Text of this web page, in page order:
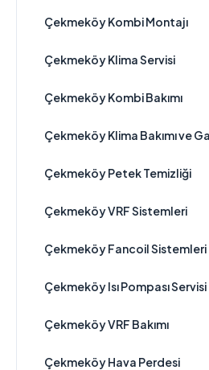
Çekmeköy Kombi Montajı
Çekmeköy Klima Servisi
Çekmeköy Kombi Bakımı
Çekmeköy Klima Bakımı ve
Çekmeköy Petek Temizliği
Çekmeköy VRF Sistemleri
Çekmeköy Fancoil Sistemleri
Çekmeköy Isı Pompası Servisi
Çekmeköy VRF Bakımı
Çekmeköy Hava Perdesi